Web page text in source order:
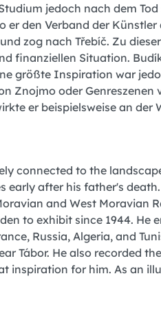
jedoch nach dem
er den Verband der
zog nach Třebíč. Zu
finanziellen Situation.
größte Inspiration war
Znojmo oder
er beispielsweise an der
connected to the
early after his father's
and West Moravian
to exhibit since 1944. He
Russia, Algeria, and
Tábor. He also recorded
inspiration for him. As an